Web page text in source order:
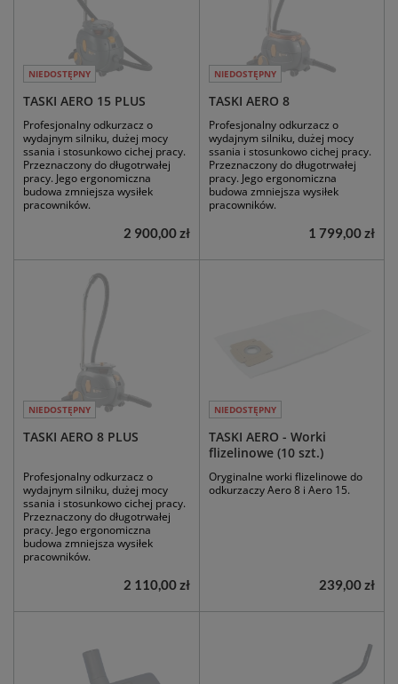
NIEDOSTĘPNY
TASKI AERO 15 PLUS
Profesjonalny odkurzacz o
wydajnym silniku, dużej mocy
ssania i stosunkowo cichej pracy.
Przeznaczony do długotrwałej
pracy. Jego ergonomiczna
budowa zmniejsza wysiłek
pracowników.
2 900,00 zł
NIEDOSTĘPNY
TASKI AERO 8
Profesjonalny odkurzacz o
wydajnym silniku, dużej mocy
ssania i stosunkowo cichej pracy.
Przeznaczony do długotrwałej
pracy. Jego ergonomiczna
budowa zmniejsza wysiłek
pracowników.
1 799,00 zł
NIEDOSTĘPNY
TASKI AERO 8 PLUS
Profesjonalny odkurzacz o
wydajnym silniku, dużej mocy
ssania i stosunkowo cichej pracy.
Przeznaczony do długotrwałej
pracy. Jego ergonomiczna
budowa zmniejsza wysiłek
pracowników.
2 110,00 zł
NIEDOSTĘPNY
TASKI AERO - Worki
flizelinowe (10 szt.)
Oryginalne worki flizelinowe do
odkurzaczy Aero 8 i Aero 15.
239,00 zł